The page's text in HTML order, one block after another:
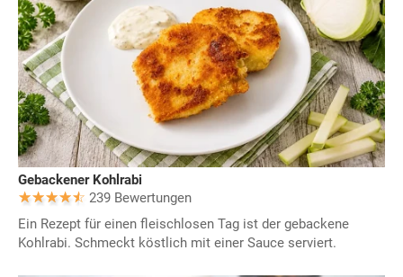
Gebackener Kohlrabi
239 Bewertungen
Ein Rezept für einen fleischlosen Tag ist der gebackene
Kohlrabi. Schmeckt köstlich mit einer Sauce serviert.